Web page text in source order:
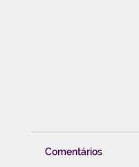
Comentários